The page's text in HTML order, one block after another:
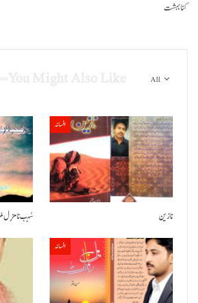
کنا بہشت
All
سُہب نا مزِل
افسانہ
نازین
افسانہ